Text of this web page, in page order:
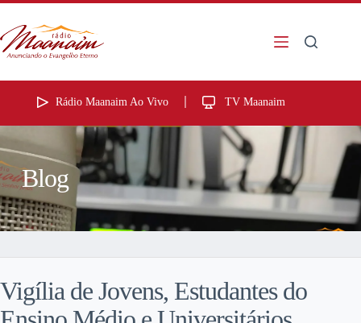
Rádio Maanaim Ao Vivo TV Maanaim
Blog
Vigília de Jovens, Estudantes do